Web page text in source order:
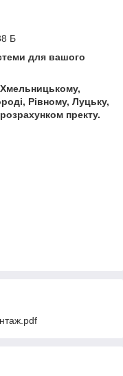
Б
для вашого
Рівному, Луцьку,
пректу.